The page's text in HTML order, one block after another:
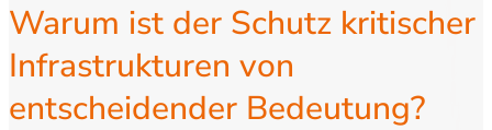
Warum ist der Schutz kritischer
Infrastrukturen von
entscheidender Bedeutung?